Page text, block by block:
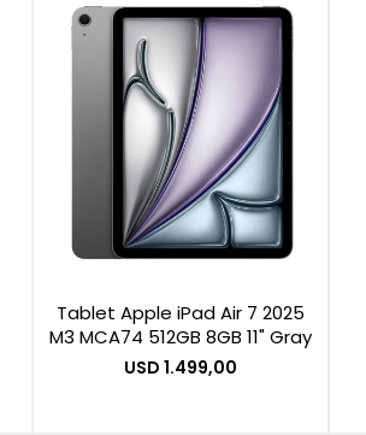
Tablet Apple iPad Air 7 2025
M3 MCA74 512GB 8GB 11" Gray
USD 1.499,00